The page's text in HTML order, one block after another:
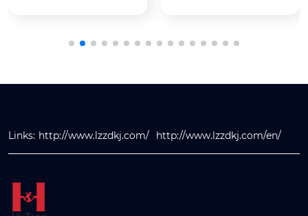
Links: http://www.lzzdkj.com/ http://www.lzzdkj.com/en/